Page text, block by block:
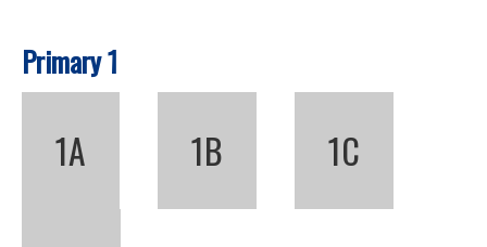
Primary 1
1A 1B 1C